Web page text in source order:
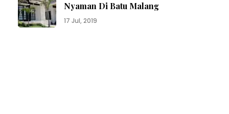
Nyaman Di Batu Malang
17 Jul, 2019